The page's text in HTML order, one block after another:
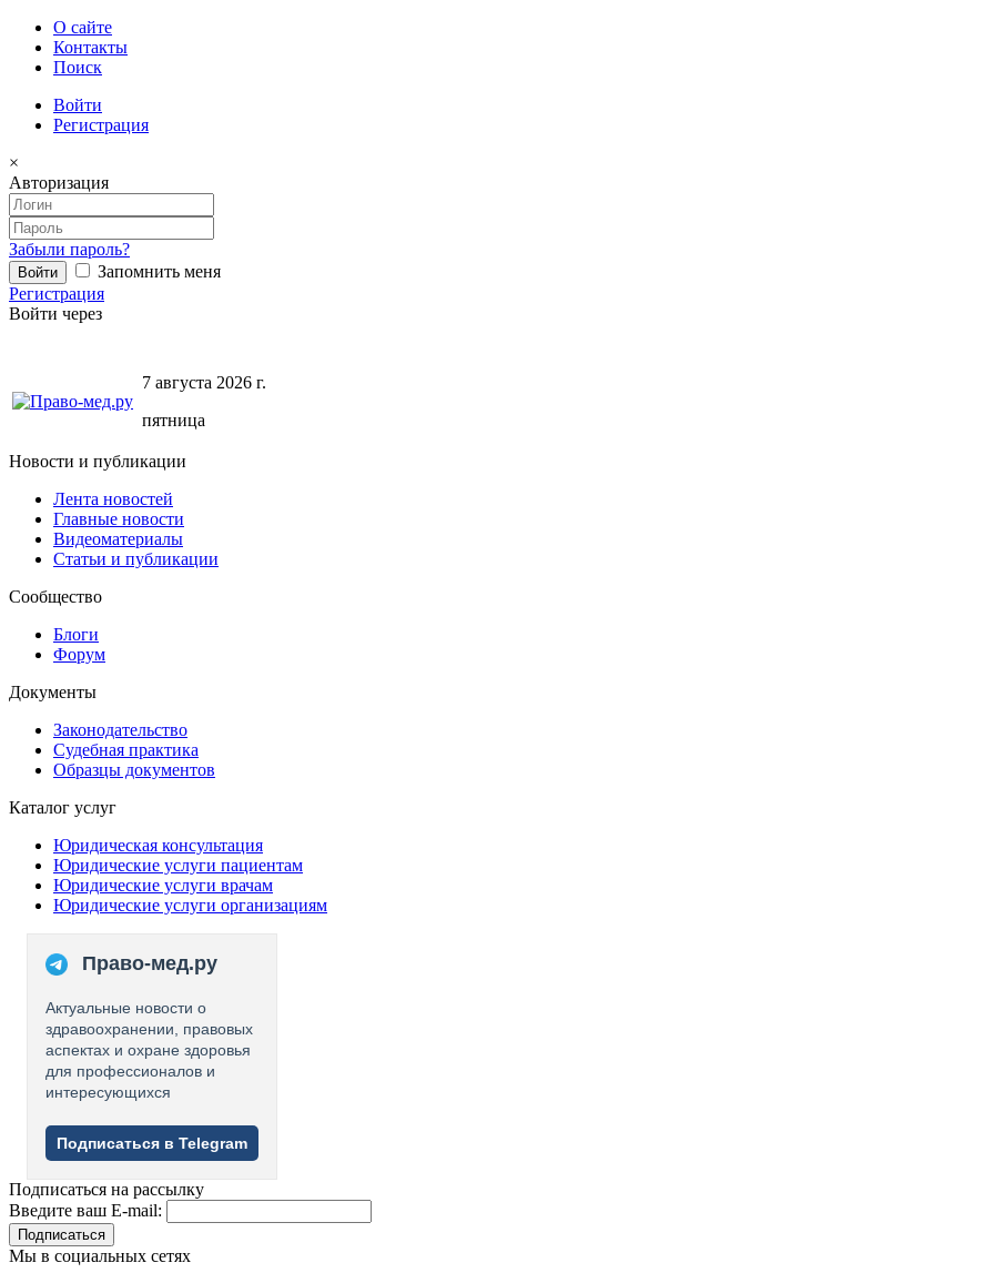
О сайте
Контакты
Поиск
Войти
Регистрация
×
Авторизация
Забыли пароль?
Запомнить меня
Регистрация
Войти через
7 августа 2026 г.
пятница
Новости и публикации
Лента новостей
Главные новости
Видеоматериалы
Статьи и публикации
Сообщество
Блоги
Форум
Документы
Законодательство
Судебная практика
Образцы документов
Каталог услуг
Юридическая консультация
Юридические услуги пациентам
Юридические услуги врачам
Юридические услуги организациям
Право-мед.ру
Актуальные новости о
здравоохранении, правовых
аспектах и охране здоровья
для профессионалов и
интересующихся
Подписаться в Telegram
Подписаться на рассылку
Введите ваш E-mail:
Подписаться
Мы в социальных сетях